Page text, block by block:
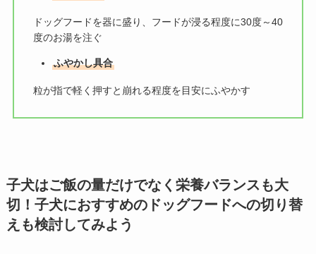
ドッグフードを器に盛り、フードが浸る程度に30度～40
度のお湯を注ぐ
ふやかし具合
粒が指で軽く押すと崩れる程度を目安にふやかす
子犬はご飯の量だけでなく栄養バランスも大
切！子犬におすすめのドッグフードへの切り替
えも検討してみよう